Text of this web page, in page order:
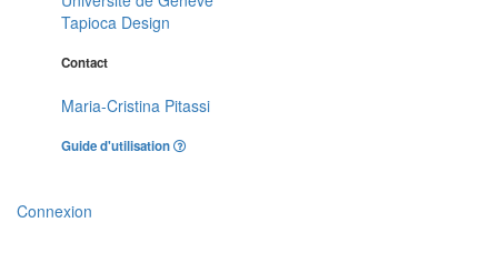
Tapioca Design
Contact
Maria-Cristina Pitassi
Guide d'utilisation
Connexion